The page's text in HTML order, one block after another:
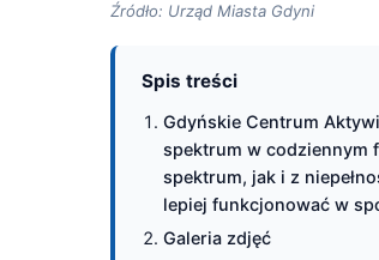
Źródło: Urząd Miasta Gdyni
Spis treści
Gdyńskie Centrum
spektrum w codziennym
spektrum, jak i z
lepiej funkcjonować w
Galeria zdjęć